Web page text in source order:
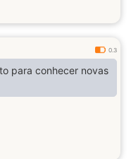
0.3
para conhecer novas